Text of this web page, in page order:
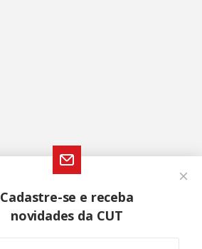
Cadastre-se e receba
novidades da CUT